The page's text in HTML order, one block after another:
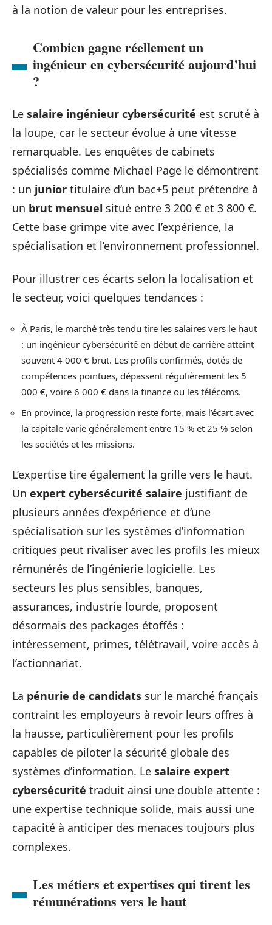
à la notion de valeur pour les entreprises.
Combien gagne réellement un
ingénieur en cybersécurité aujourd’hui
?
Le salaire ingénieur cybersécurité est scruté à
la loupe, car le secteur évolue à une vitesse
remarquable. Les enquêtes de cabinets
spécialisés comme Michael Page le démontrent
: un junior titulaire d’un bac+5 peut prétendre à
un brut mensuel situé entre 3 200 € et 3 800 €.
Cette base grimpe vite avec l’expérience, la
spécialisation et l’environnement professionnel.
Pour illustrer ces écarts selon la localisation et
le secteur, voici quelques tendances :
À Paris, le marché très tendu tire les salaires vers le haut
: un ingénieur cybersécurité en début de carrière atteint
souvent 4 000 € brut. Les profils confirmés, dotés de
compétences pointues, dépassent régulièrement les 5
000 €, voire 6 000 € dans la finance ou les télécoms.
En province, la progression reste forte, mais l’écart avec
la capitale varie généralement entre 15 % et 25 % selon
les sociétés et les missions.
L’expertise tire également la grille vers le haut.
Un expert cybersécurité salaire justifiant de
plusieurs années d’expérience et d’une
spécialisation sur les systèmes d’information
critiques peut rivaliser avec les profils les mieux
rémunérés de l’ingénierie logicielle. Les
secteurs les plus sensibles, banques,
assurances, industrie lourde, proposent
désormais des packages étoffés :
intéressement, primes, télétravail, voire accès à
l’actionnariat.
La pénurie de candidats sur le marché français
contraint les employeurs à revoir leurs offres à
la hausse, particulièrement pour les profils
capables de piloter la sécurité globale des
systèmes d’information. Le salaire expert
cybersécurité traduit ainsi une double attente :
une expertise technique solide, mais aussi une
capacité à anticiper des menaces toujours plus
complexes.
Les métiers et expertises qui tirent les
rémunérations vers le haut